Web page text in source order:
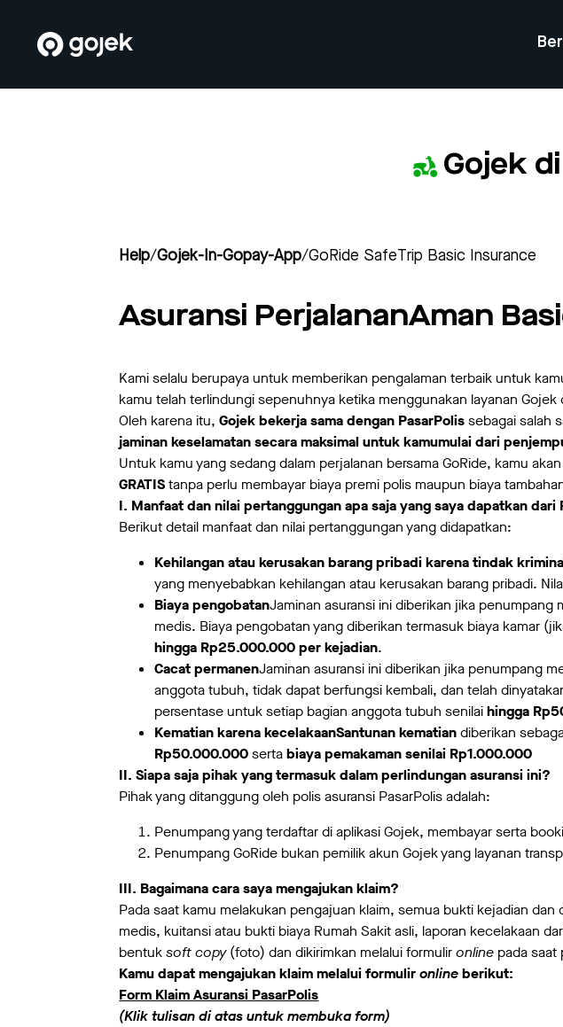
Gojek
Help/Gojek-In-Gopay-App/GoRide SafeTrip Basic Insurance
Asuransi PerjalananAman
Kami selalu berupaya untuk memberikan pengalaman terbaik untuk
kamu telah terlindungi sepenuhnya ketika menggunakan layanan
Oleh karena itu, Gojek bekerja sama dengan PasarPolissebagai salah
jaminan keselamatan secara maksimal untuk kamumulai dari
Untuk kamu yang sedang dalam perjalanan bersama GoRide, kamu
GRATIStanpa perlu membayar biaya premi polis maupun biaya
I. Manfaat dan nilai pertanggungan apa saja yang saya dapatkan dari
Berikut detail manfaat dan nilai pertanggungan yang didapatkan:
Kehilangan atau kerusakan barang pribadi karena tindak
yang menyebabkan kehilangan atau kerusakan barang pribadi.
Biaya pengobatanJaminan asuransi ini diberikan jika
medis. Biaya pengobatan yang diberikan termasuk biaya kamar
hingga Rp25.000.000 per kejadian.
Cacat permanenJaminan asuransi ini diberikan jika penumpang
anggota tubuh, tidak dapat berfungsi kembali, dan telah
persentase untuk setiap bagian anggota tubuh senilaihingga
Kematian karena kecelakaanSantunan kematiandiberikan
Rp50.000.000sertabiaya pemakaman senilai Rp1.000.000
II. Siapa saja pihak yang termasuk dalam perlindungan asuransi ini?
Pihak yang ditanggung oleh polis asuransi PasarPolis adalah:
Penumpang yang terdaftar di aplikasi Gojek, membayar serta
Penumpang GoRide bukan pemilik akun Gojek yang layanan
III. Bagaimana cara saya mengajukan klaim?
Pada saat kamu melakukan pengajuan klaim, semua bukti kejadian
medis, kuitansi atau bukti biaya Rumah Sakit asli, laporan kecelakaan
bentuksoft copy(foto) dan dikirimkan melalui formulironline pada saat
Kamu dapat mengajukan klaim melalui formulironlineberikut:
Form Klaim Asuransi PasarPolis
(Klik tulisan di atas untuk membuka form)